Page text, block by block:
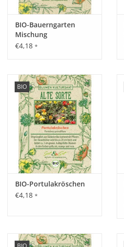
BIO-Bauerngarten
Mischung
€4,18 *
BIO
BIO-Portulakröschen
€4,18 *